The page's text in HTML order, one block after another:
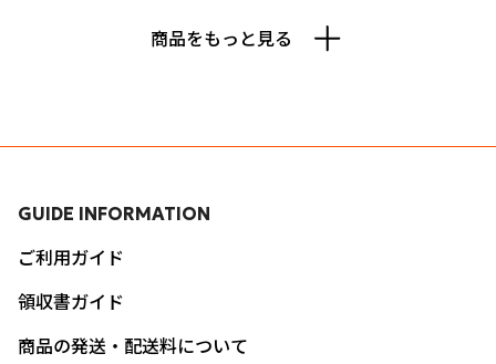
商品をもっと見る
GUIDE INFORMATION
ご利用ガイド
領収書ガイド
商品の発送・配送料について